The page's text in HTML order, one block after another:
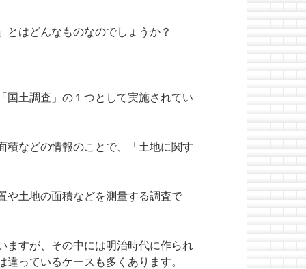
とはどんなものなのでしょうか？
国土調査」の１つとして実施されてい
積などの情報のことで、「土地に関す
や土地の面積などを測量する調査で
ますが、その中には明治時代に作られ
っているケースも多くあります。